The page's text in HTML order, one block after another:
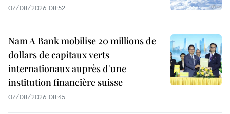
07/08/2026 08:52
Nam A Bank mobilise 20 millions de
dollars de capitaux verts
internationaux auprès d'une
institution financière suisse
07/08/2026 08:45